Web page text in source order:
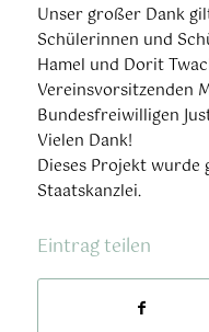
Unser großer Dank
Schülerinnen und
Hamel und Dorit
Vereinsvorsitzenden
Bundesfreiwilligen
Vielen Dank!
Dieses Projekt
Staatskanzlei.
Eintrag teilen